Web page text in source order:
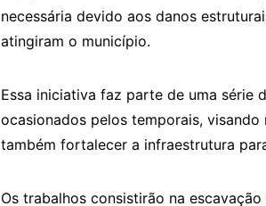
necessária devido aos danos
atingiram o município.
Essa iniciativa faz parte de uma série
ocasionados pelos temporais,
também fortalecer a infraestrutura
Os trabalhos consistirão na